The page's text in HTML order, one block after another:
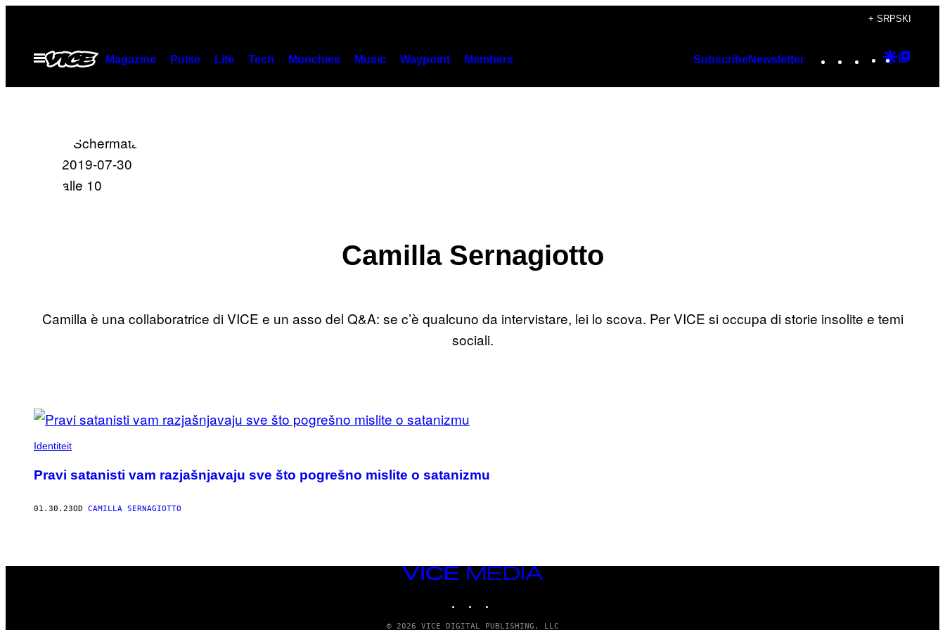
садржај
+ SRPSKI
Otvori
Meni
Magazine Pulse Life Tech Munchies Music Waypoint Members SubscribeNewsletter Instagram
TikTok
YouTube
Google
Camilla Sernagiotto
Camilla è una collaboratrice di VICE e un asso del Q&A: se c’è qualcuno da intervistare, lei lo scova. Per VICE si occupa di storie insolite e temi
sociali.
POSTS
BY
THIS
Identiteit
Pravi satanisti vam razjašnjavaju sve što pogrešno mislite o satanizmu
01.30.23OD CAMILLA SERNAGIOTTO
VICE
© 2026 VICE DIGITAL PUBLISHING, LLC